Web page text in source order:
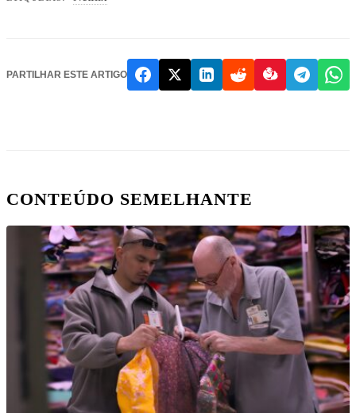
PARTILHAR ESTE ARTIGO
CONTEÚDO SEMELHANTE